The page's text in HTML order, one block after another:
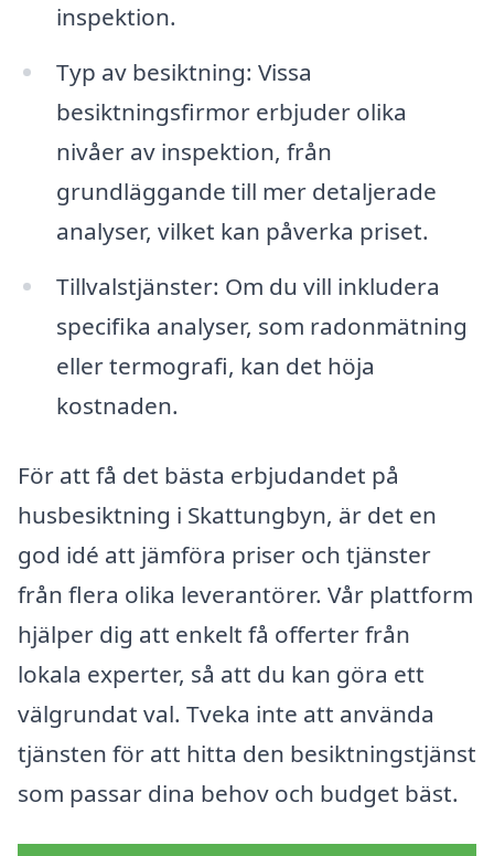
inspektion.
Typ av besiktning: Vissa
besiktningsfirmor erbjuder olika
nivåer av inspektion, från
grundläggande till mer detaljerade
analyser, vilket kan påverka priset.
Tillvalstjänster: Om du vill inkludera
specifika analyser, som radonmätning
eller termografi, kan det höja
kostnaden.
För att få det bästa erbjudandet på
husbesiktning i Skattungbyn, är det en
god idé att jämföra priser och tjänster
från flera olika leverantörer. Vår plattform
hjälper dig att enkelt få offerter från
lokala experter, så att du kan göra ett
välgrundat val. Tveka inte att använda
tjänsten för att hitta den besiktningstjänst
som passar dina behov och budget bäst.